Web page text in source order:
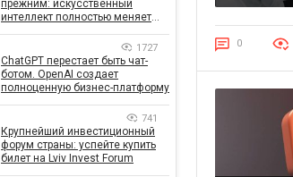
0
прежним: искусственный
интеллект полностью меняет
1727
ChatGPT перестает быть чат-
ботом. OpenAI создает
полноценную бизнес-платформу
741
Крупнейший инвестиционный
форум страны: успейте купить
билет на Lviv Invest Forum